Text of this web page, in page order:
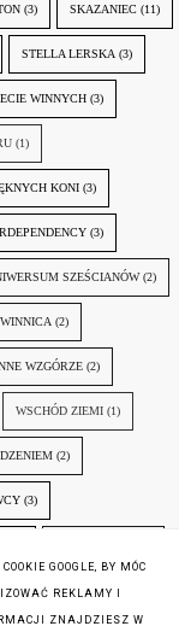
(3) SKAZANIEC (11)
STELLA LERSKA (3)
WINNYCH (3)
(1)
KONI (3)
(3)
SZEŚCIANÓW (2)
(2)
WZGÓRZE (2)
WSCHÓD ZIEMI (1)
(2)
(3)
ŻYCIA W ŻYCIU (3)
GOOGLE, BY MÓC
REKLAMY I
ZNAJDZIESZ W